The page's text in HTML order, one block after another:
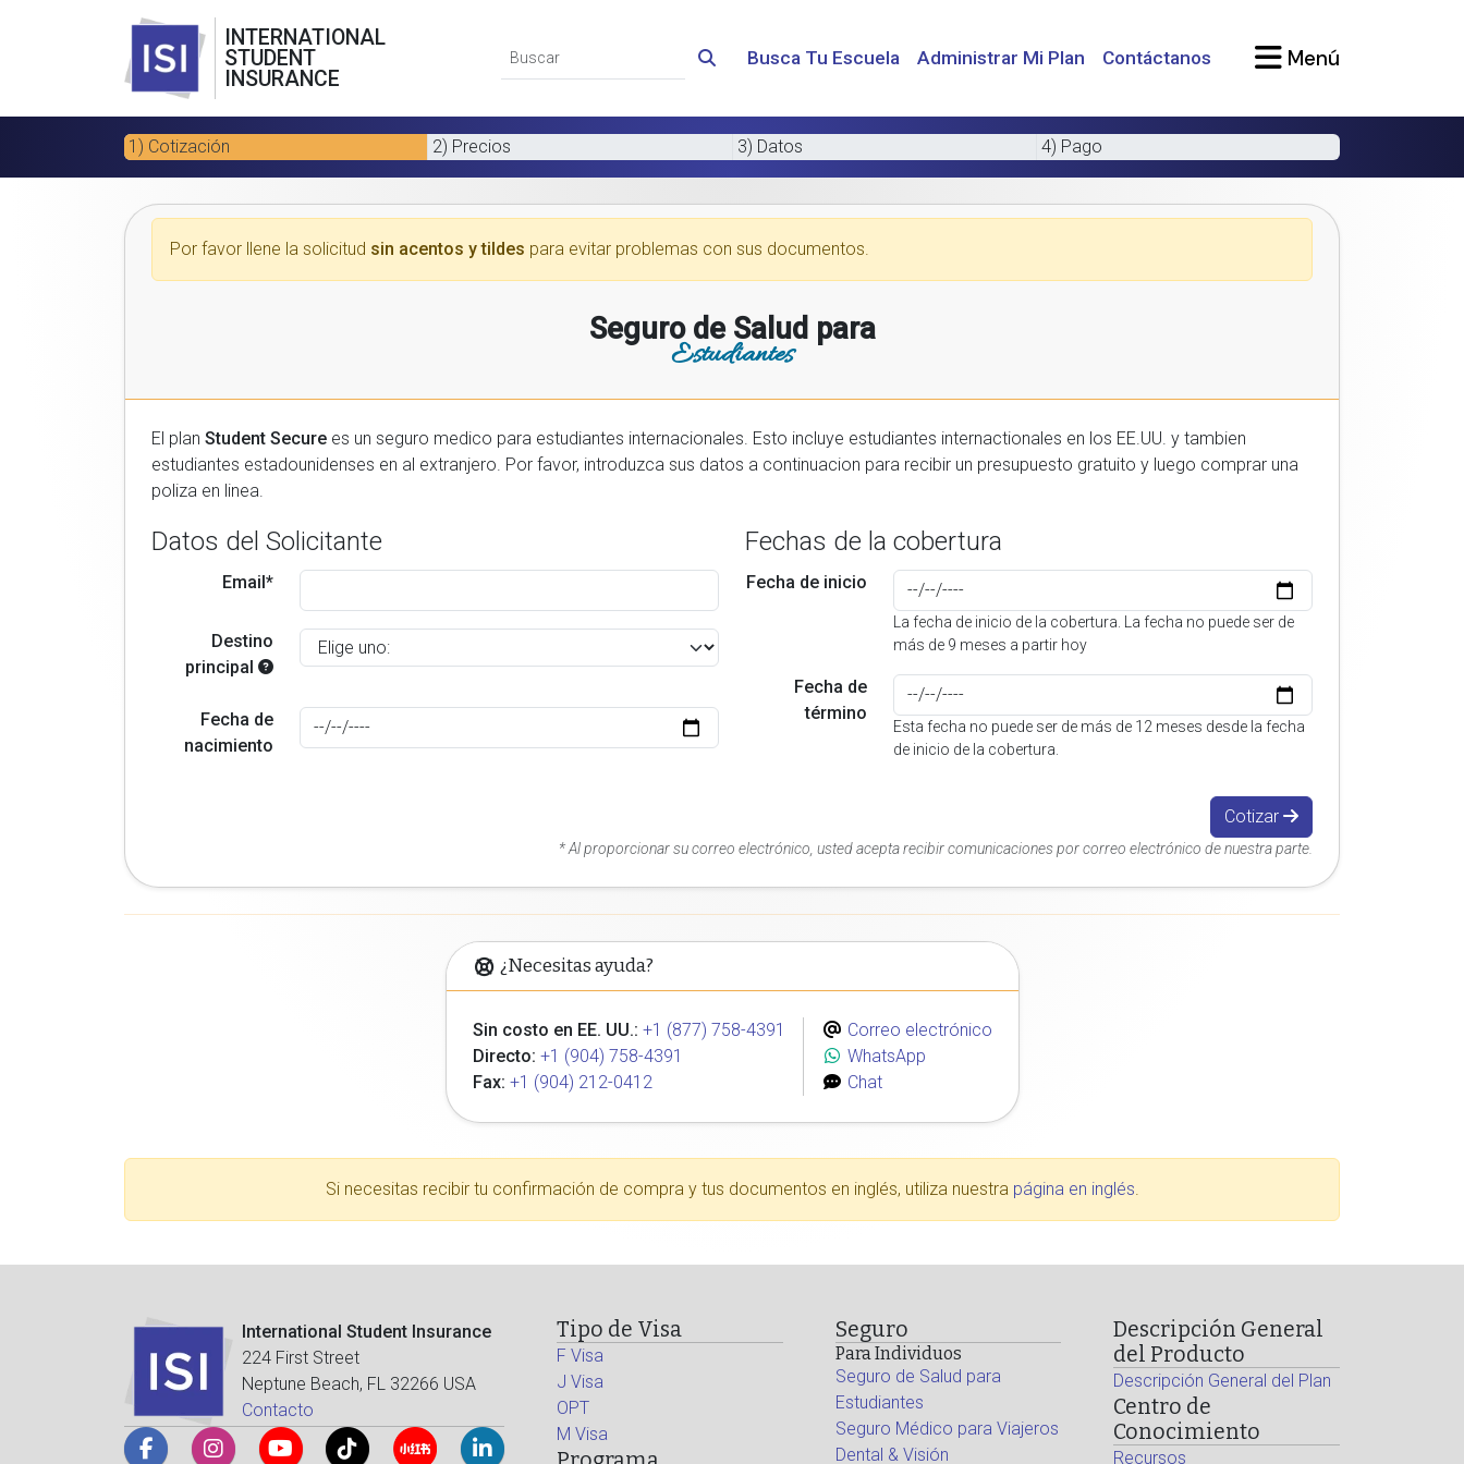
INTERNATIONAL
STUDENT
INSURANCE
Busca Tu Escuela Administrar Mi Plan Contáctanos Menú
1) Cotización 2) Precios 3) Datos 4) Pago
Por favor llene la solicitud sin acentos y tildes para evitar problemas con sus documentos.
Seguro de Salud para
Estudiantes
El plan Student Secure es un seguro medico para estudiantes internacionales. Esto incluye estudiantes internactionales en los EE.UU. y tambien
estudiantes estadounidenses en al extranjero. Por favor, introduzca sus datos a continuacion para recibir un presupuesto gratuito y luego comprar una
poliza en linea.
Datos del Solicitante
Email*
Destino
principal
Fecha de
nacimiento
Fechas de la cobertura
Fecha de inicio
La fecha de inicio de la cobertura. La fecha no puede ser de
más de 9 meses a partir hoy
Fecha de
término
Esta fecha no puede ser de más de 12 meses desde la fecha
de inicio de la cobertura.
Cotizar
* Al proporcionar su correo electrónico, usted acepta recibir comunicaciones por correo electrónico de nuestra parte.
¿Necesitas ayuda?
Sin costo en EE. UU.: +1 (877) 758-4391
Directo: +1 (904) 758-4391
Fax: +1 (904) 212-0412
Correo electrónico
WhatsApp
Chat
Si necesitas recibir tu confirmación de compra y tus documentos en inglés, utiliza nuestra página en inglés.
International Student Insurance
224 First Street
Neptune Beach, FL 32266 USA
Contacto
Tipo de Visa
F Visa
J Visa
OPT
M Visa
Seguro
Para Individuos
Seguro de Salud para
Estudiantes
Seguro Médico para Viajeros
Dental & Visión
Descripción General
del Producto
Descripción General del Plan
Centro de
Conocimiento
Recursos